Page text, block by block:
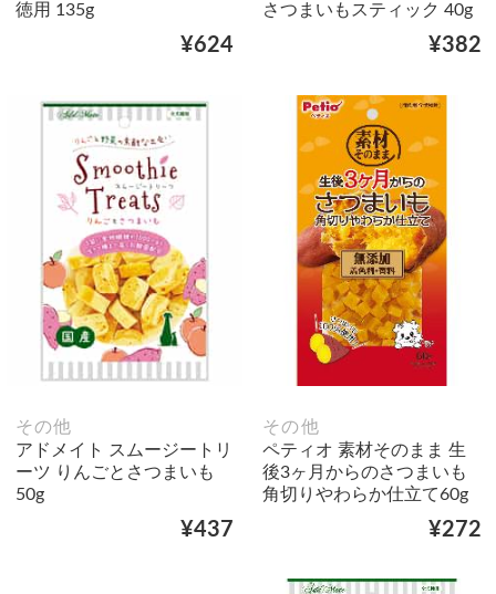
徳用 135g
¥624
さつまいもスティック 40g
¥382
その他
アドメイト スムージートリ
ーツ りんごとさつまいも
50g
¥437
その他
ペティオ 素材そのまま 生
後3ヶ月からのさつまいも
角切りやわらか仕立て60g
¥272